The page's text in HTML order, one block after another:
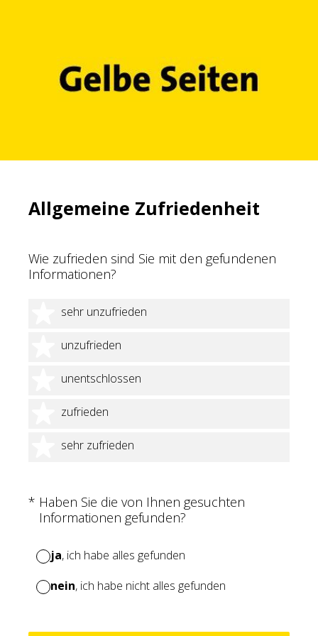
Allgemeine Zufriedenheit
Wie zufrieden sind Sie mit den gefundenen
Informationen?
sehr unzufrieden
1 Stern
unzufrieden
2 Sterne
unentschlossen
3 Sterne
zufrieden
4 Sterne
sehr zufrieden
5 Sterne
* Haben Sie die von Ihnen gesuchten
Informationen gefunden?
(Erforderlich.)
ja, ich habe alles gefunden
nein, ich habe nicht alles gefunden